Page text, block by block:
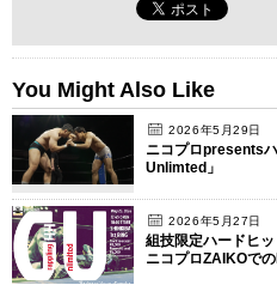
You Might Also Like
2026年5月29日
ニコプロpresents
Unlimted」
2026年5月27日
組技限定ハードヒ
ニコプロZAIKOで